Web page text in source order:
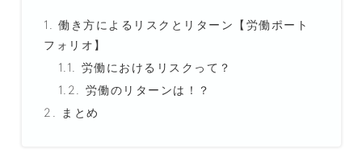
働き方によるリスクとリターン【労働ポート
フォリオ】
労働におけるリスクって？
労働のリターンは！？
まとめ